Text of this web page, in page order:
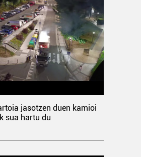
jasotzen duen kamioi
sua hartu du